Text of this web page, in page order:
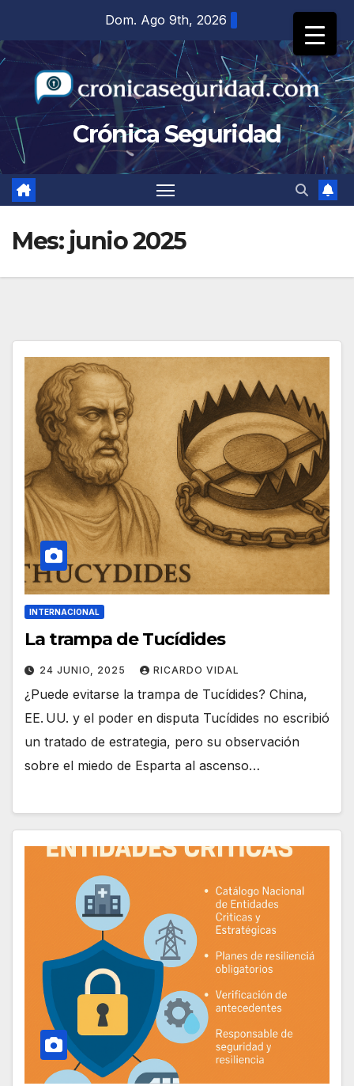
contenido
Dom. Ago 9th, 2026
Crónica Seguridad
Mes: junio 2025
INTERNACIONAL
La trampa de Tucídides
24 JUNIO, 2025 RICARDO VIDAL
¿Puede evitarse la trampa de Tucídides? China,
EE. UU. y el poder en disputa Tucídides no escribió
un tratado de estrategia, pero su observación
sobre el miedo de Esparta al ascenso…